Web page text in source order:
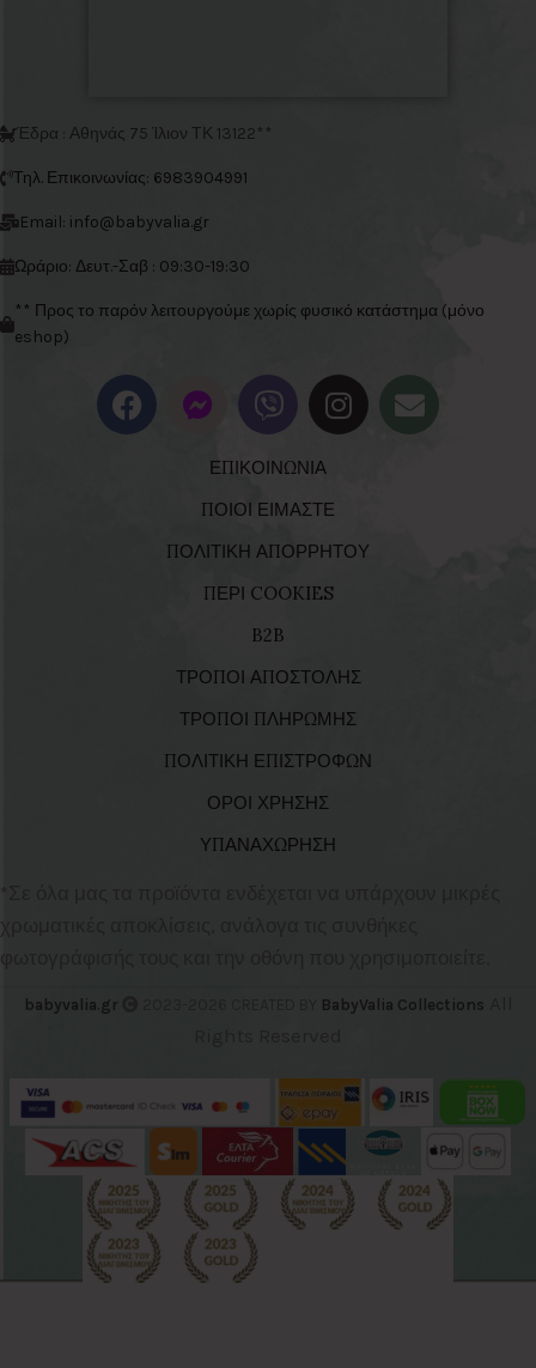
Έδρα : Αθηνάς 75 Ίλιον ΤΚ 13122**
Τηλ. Επικοινωνίας: 6983904991
Email: info@babyvalia.gr
Ωράριο: Δευτ.-Σαβ : 09:30-19:30
** Προς το παρόν λειτουργούμε χωρίς φυσικό κατάστημα (μόνο
eshop)
ΕΠΙΚΟΙΝΩΝΙΑ
ΠΟΙΟΙ ΕΙΜΑΣΤΕ
ΠΟΛΙΤΙΚΗ ΑΠΟΡΡΗΤΟΥ
ΠΕΡΙ COOKIES
B2B
ΤΡΟΠΟΙ ΑΠΟΣΤΟΛΗΣ
ΤΡΟΠΟΙ ΠΛΗΡΩΜΗΣ
ΠΟΛΙΤΙΚΗ ΕΠΙΣΤΡΟΦΩΝ
ΟΡΟΙ ΧΡΗΣΗΣ
ΥΠΑΝΑΧΩΡΗΣΗ
χρωματικές αποκλίσεις, ανάλογα τις συνθήκες
φωτογράφισής τους και την οθόνη που χρησιμοποιείτε.
babyvalia.gr BabyValia Collections